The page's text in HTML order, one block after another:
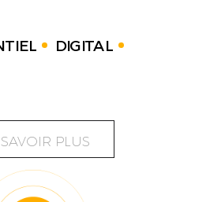
DIGITAL
PLUS